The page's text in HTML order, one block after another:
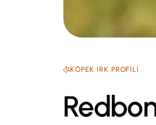
KÖPEK IRK PROFILI